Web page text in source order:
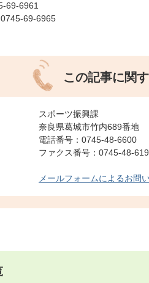
69-6961
69-6965
この記事に関
スポーツ振興課
奈良県葛城市竹内689番地
電話番号：0745-48-6600
ファクス番号：0745-48-
メールフォームによるお問